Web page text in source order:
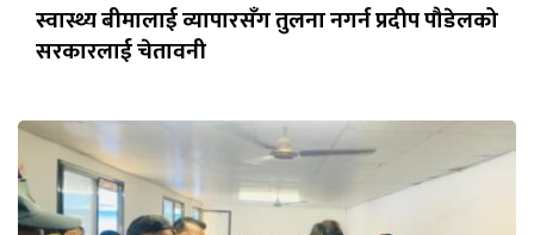
स्वास्थ्य बीमालाई व्यापारसँग तुलना नगर्न प्रदीप पौडेलको
सरकारलाई चेतावनी